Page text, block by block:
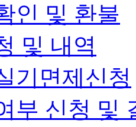
인 및 환불
및 내역
기면제신청
부 신청 및